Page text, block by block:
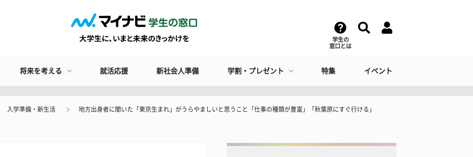
学生の
窓口とは
将来を考える 就活応援 新社会人準備 学割・プレゼント 特集 イベント
入学準備・新生活 地方出身者に聞いた「東京生まれ」がうらやましいと思うこと「仕事の種類が豊富」「秋葉原にすぐ行ける」